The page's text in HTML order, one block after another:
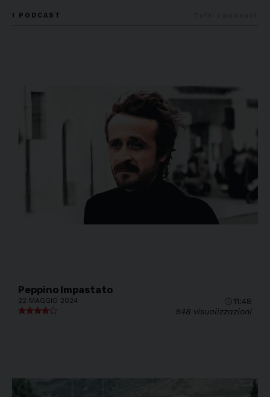
I PODCAST
Peppino Impastato
22 MAGGIO 2024
11:48
948 visualizzazioni